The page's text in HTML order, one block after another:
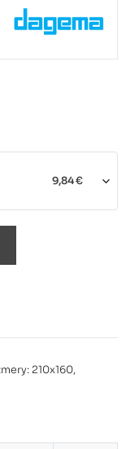
9,84 €
210x160,